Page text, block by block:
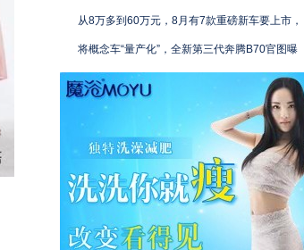
从8万多到60万元，8月有7款重磅新车要上市，
将概念车“量产化”，全新第三代奔腾B70官图曝